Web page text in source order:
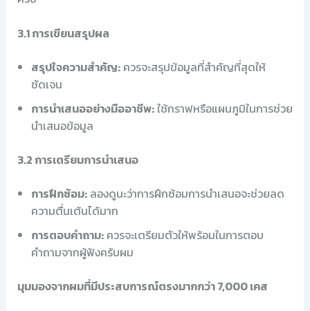
3.1 การเขียนสรุปผล
สรุปใจความสำคัญ:ควรจะสรุปข้อมูลที่สำคัญที่สุดให้
ชัดเจน
การนำเสนออย่างมืออาชีพ:ใช้กราฟหรือแผนภูมิในการช่วย
นำเสนอข้อมูล
3.2 การเตรียมการนำเสนอ
การฝึกซ้อม:ลองดูนะว่าการฝึกซ้อมการนำเสนอจะช่วยลด
ความตื่นเต้นได้มาก
การตอบคำถาม:ควรจะเตรียมตัวให้พร้อมในการตอบ
คำถามจากผู้ฟังครับผม
มุมมองจากผมที่มีประสบการณ์ตรงมากกว่า 7,000 เคส